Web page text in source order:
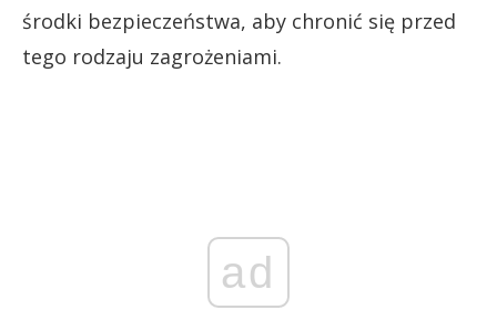
środki bezpieczeństwa, aby chronić się przed
tego rodzaju zagrożeniami.
ad